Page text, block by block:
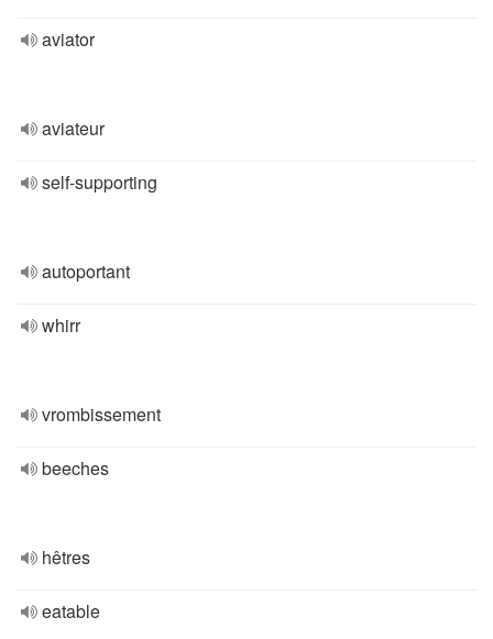
aviator
aviateur
self-supporting
autoportant
whirr
vrombissement
beeches
hêtres
eatable